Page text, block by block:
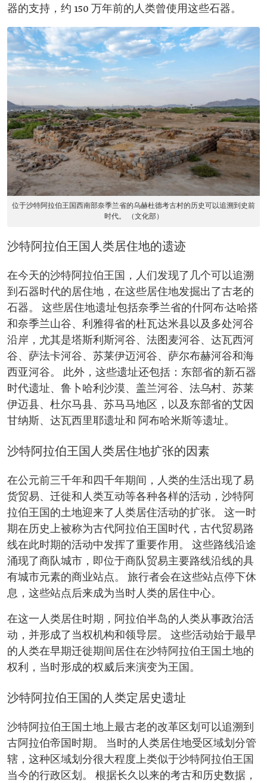
器的支持，约 150 万年前的人类曾使用这些石器。
位于沙特阿拉伯王国西南部奈季兰省的乌赫杜德考古村的历史可以追溯到史前
时代。 （文化部）
沙特阿拉伯王国人类居住地的遗迹
在今天的沙特阿拉伯王国，人们发现了几个可以追溯
到石器时代的居住地，在这些居住地发掘出了古老的
石器。 这些居住地遗址包括奈季兰省的什阿布·达哈搭
和奈季兰山谷、利雅得省的杜瓦达米县以及多处河谷
沿岸，尤其是塔斯利斯河谷、法图麦河谷、达瓦西河
谷、萨法卡河谷、苏莱伊迈河谷、萨尔布赫河谷和海
西亚河谷。 此外，这些遗址还包括：东部省的新石器
时代遗址、鲁卜哈利沙漠、盖兰河谷、法乌村、苏莱
伊迈县、杜尔马县、苏马马地区，以及东部省的艾因
甘纳斯、达瓦西里耶遗址和 阿布哈米斯等遗址。
沙特阿拉伯王国人类居住地扩张的因素
在公元前三千年和四千年期间，人类的生活出现了易
货贸易、迁徙和人类互动等各种各样的活动，沙特阿
拉伯王国的土地迎来了人类居住活动的扩张。 这一时
期在历史上被称为古代阿拉伯王国时代，古代贸易路
线在此时期的活动中发挥了重要作用。 这些路线沿途
涌现了商队城市，即位于商队贸易主要路线沿线的具
有城市元素的商业站点。 旅行者会在这些站点停下休
息，这些站点后来成为当时人类的居住中心。
在这一人类居住时期，阿拉伯半岛的人类从事政治活
动，并形成了当权机构和领导层。 这些活动始于最早
的人类在早期迁徙期间居住在沙特阿拉伯王国土地的
权利，当时形成的权威后来演变为王国。
沙特阿拉伯王国的人类定居史遗址
沙特阿拉伯王国土地上最古老的改革区划可以追溯到
古阿拉伯帝国时期。 当时的人类居住地受区域划分管
辖，这种区域划分很大程度上类似于沙特阿拉伯王国
当今的行政区划。 根据长久以来的考古和历史数据，